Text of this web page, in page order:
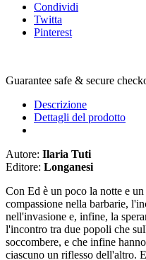
Condividi
Twitta
Pinterest
Guarantee safe & secure
Descrizione
Dettagli del prodotto
Autore: Ilaria Tuti
Editore: Longanesi
Con Ed è un poco la notte e
compassione nella barbarie,
nell'invasione e, infine, la
l'incontro tra due popoli che
soccombere, e che infine
ciascuno un riflesso dell'altro.